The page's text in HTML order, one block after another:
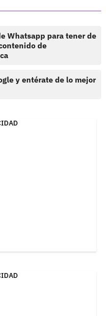
Whatsapp para tener de
de
y entérate de lo mejor